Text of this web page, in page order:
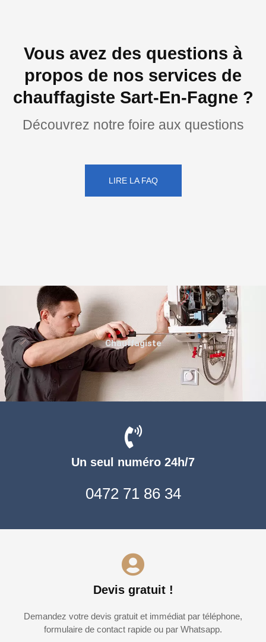
Vous avez des questions à
propos de nos services de
chauffagiste Sart-En-Fagne ?
Découvrez notre foire aux questions
LIRE LA FAQ
Un seul numéro 24h/7
0472 71 86 34
Devis gratuit !
Demandez votre devis gratuit et immédiat par téléphone,
formulaire de contact rapide ou par Whatsapp.
Chauffagiste